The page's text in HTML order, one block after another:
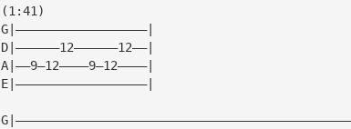
(1:41)